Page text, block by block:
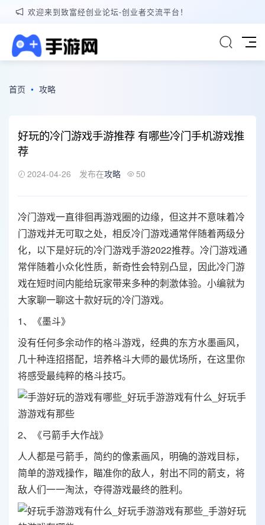
欢迎来到致富经创业论坛-创业者交流平台！
首页 • 攻略
好玩的冷门游戏手游推荐 有哪些冷门手机游戏推
荐
2024-04-26 发布在攻略 50
冷门游戏一直徘徊再游戏圈的边缘，但这并不意味着冷
门游戏并无可取之处，相反冷门游戏通常伴随着两级分
化，以下是好玩的冷门游戏手游2022推荐。冷门游戏通
常伴随着小众化性质，新奇性会特别凸显，因此冷门游
戏在短时间内能给玩家带来多种的刺激体验。小编就为
大家聊一聊这十款好玩的冷门游戏。
1、《墨斗》
没有任何多余动作的格斗游戏，经典的东方水墨画风，
几十种连招搭配，培养格斗大师的最优场所，在这里你
将感受最纯粹的格斗技巧。
2、《弓箭手大作战》
人人都是弓箭手，简约的像素画风，明确的游戏目标，
简单的游戏操作，瞄准你的敌人，射出不同的箭支，将
敌人们一一淘汰，夺得游戏最终的胜利。